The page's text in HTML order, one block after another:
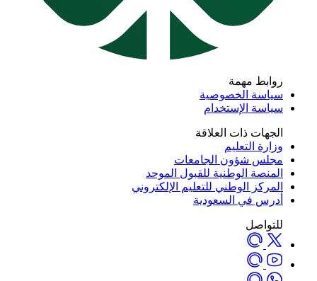
روابط مهمة
سياسة الخصوصية
سياسة الإستخدام
الجهات ذات العلاقة
وزارة التعليم
مجلس شؤون الجامعات
المنصة الوطنية للقبول الموحد
المركز الوطني للتعليم الإلكتروني
أدرس في السعودية
للتواصل